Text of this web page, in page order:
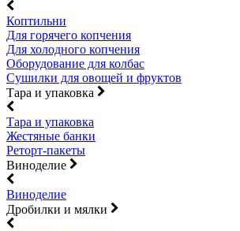
Коптильни
Для горячего копчения
Для холодного копчения
Оборудование для колбас
Сушилки для овощей и фруктов
Тара и упаковка
Тара и упаковка
Жестяные банки
Реторт-пакеты
Виноделие
Виноделие
Дробилки и мялки